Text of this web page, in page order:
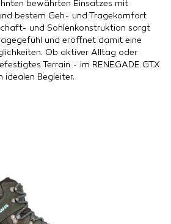
bewährten Einsatzes mit
bestem Geh- und Tragekomfort
und Sohlenkonstruktion sorgt
und eröffnet damit eine
Ob aktiver Alltag oder
Terrain - im RENEGADE GTX
idealen Begleiter.